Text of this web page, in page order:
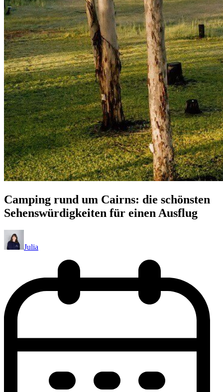
Camping rund um Cairns: die schönsten
Sehenswürdigkeiten für einen Ausflug
Julia